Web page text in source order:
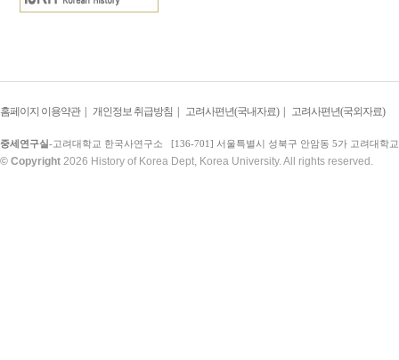
홈페이지 이용약관| 개인정보 취급방침 고려사편년(국내자료)| 고려사편년(국외자료)
중세연구실-고려대학교 한국사연구소 [136-701] 서울특별시 성북구 안암동 5가 고려대학
© Copyright 2026 History of Korea Dept, Korea University. All rights reserved.